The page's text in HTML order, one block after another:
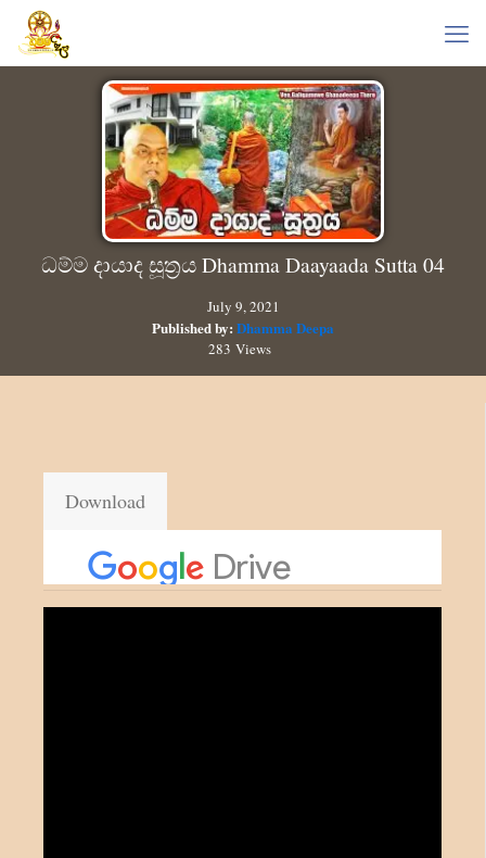
ධම්ම දායාද සූත්‍රය Dhamma Daayaada Sutta 04
July 9, 2021
Published by: Dhamma Deepa
283 Views
Download